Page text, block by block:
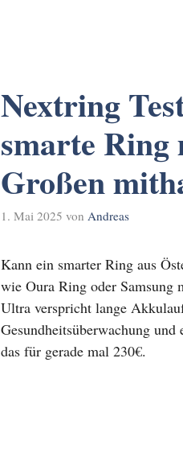
Nextring
smarte Ring
Großen
1. Mai 2025 von Andreas
Kann ein smarter Ring aus
wie Oura Ring oder
Ultra verspricht lange
Gesundheitsüberwachung
das für gerade mal 230€.